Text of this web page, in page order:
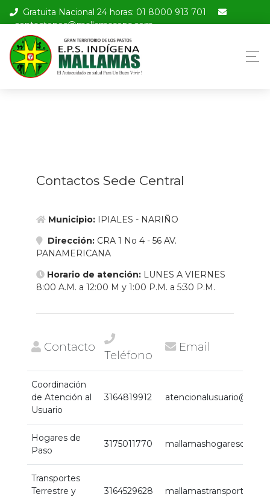
Nota:
este
web
incluye
Gratuita Nacional 24 horas: 01 8000 913 701
contactenos@mallamaseps.com
Contactos Sede Central
Municipio:IPIALES - NARIÑO
Dirección:CRA 1 No 4 - 56 AV.
PANAMERICANA
Horario de atención:LUNES A VIERNES
8:00 A.M. a 12:00 M y 1:00 P.M. a 5:30 P.M.
Contacto
Teléfono
Email
Coordinación
de Atención al
Usuario
3164819912
Hogares de
Paso
3175011770
Transportes
Terrestre y
3164529628